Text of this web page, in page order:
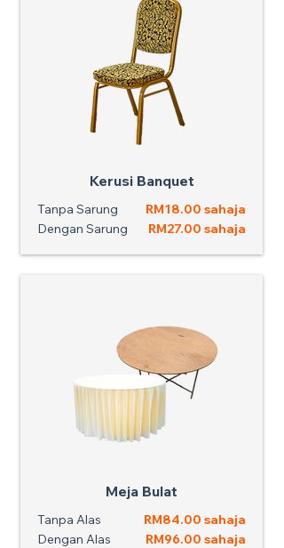
Kerusi Banquet
Tanpa Sarung
RM18.00 sahaja
Dengan Sarung
RM27.00 sahaja
Meja Bulat
Tanpa Alas
RM84.00 sahaja
Dengan Alas
RM96.00 sahaja